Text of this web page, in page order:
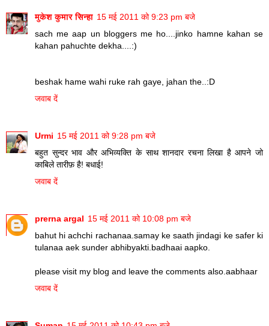
मुकेश कुमार सिन्हा 15 मई 2011 को 9:23 pm बजे
sach me aap un bloggers me ho....jinko hamne kahan se
kahan pahuchte dekha....:)
beshak hame wahi ruke rah gaye, jahan the..:D
जवाब दें
Urmi 15 मई 2011 को 9:28 pm बजे
बहुत सुन्दर भाव और अभिव्यक्ति के साथ शानदार रचना लिखा है आपने जो
काबिले तारीफ़ है! बधाई!
जवाब दें
prerna argal 15 मई 2011 को 10:08 pm बजे
bahut hi achchi rachanaa.samay ke saath jindagi ke safer ki
tulanaa aek sunder abhibyakti.badhaai aapko.
please visit my blog and leave the comments also.aabhaar
जवाब दें